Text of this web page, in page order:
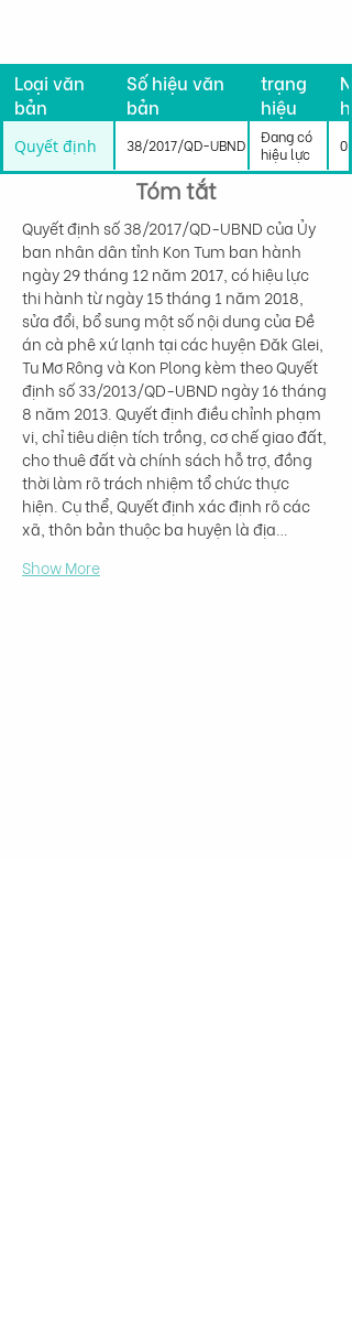
Loại văn
bản
Số hiệu văn
bản
trạng
hiệu
lực
Quyết định 38/2017/QD-UBND
Đang có
hiệu lực
Tóm tắt
Quyết định số 38/2017/QD-UBND của Ủy
ban nhân dân tỉnh Kon Tum ban hành
ngày 29 tháng 12 năm 2017, có hiệu lực
thi hành từ ngày 15 tháng 1 năm 2018,
sửa đổi, bổ sung một số nội dung của Đề
án cà phê xứ lạnh tại các huyện Đăk Glei,
Tu Mơ Rông và Kon Plong kèm theo Quyết
định số 33/2013/QD-UBND ngày 16 tháng
8 năm 2013. Quyết định điều chỉnh phạm
vi, chỉ tiêu diện tích trồng, cơ chế giao đất,
cho thuê đất và chính sách hỗ trợ, đồng
thời làm rõ trách nhiệm tổ chức thực
hiện. Cụ thể, Quyết định xác định rõ các
xã, thôn bản thuộc ba huyện là địa…
Show More